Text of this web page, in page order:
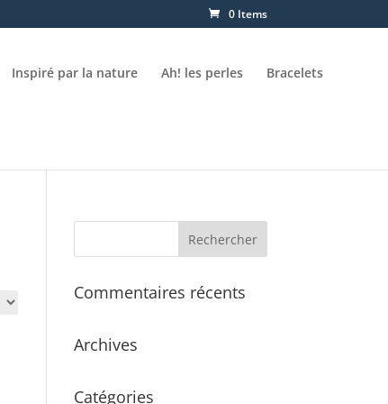
0 Items
Inspiré par la nature Ah! les perles Bracelets
Commentaires récents
Archives
Catégories